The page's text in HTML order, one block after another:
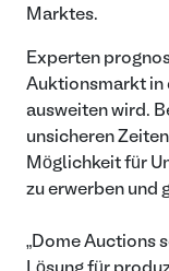
Marktes.
Experten
Auktionsmarkt in
ausweiten wird.
unsicheren
Möglichkeit für
zu erwerben und
„Dome Auctions